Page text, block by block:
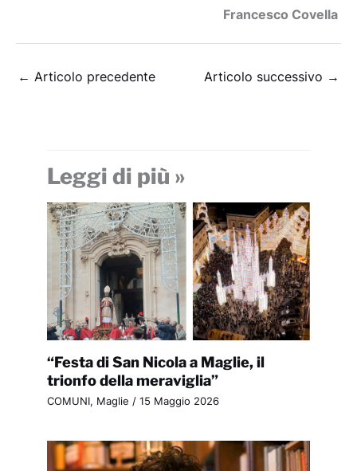
Francesco Covella
← Articolo precedente Articolo successivo →
Leggi di più »
“Festa di San Nicola a Maglie, il
trionfo della meraviglia”
COMUNI, Maglie / 15 Maggio 2026